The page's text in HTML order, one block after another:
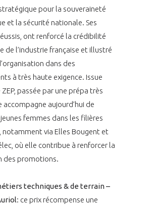
pour la souveraineté
et la sécurité nationale. Ses
ont renforcé la crédibilité
de l’industrie française et illustré
dans des
à très haute exigence. Issue
ZEP, passée par une prépa très
accompagne aujourd’hui de
femmes dans les filières
notamment via Elles Bougent et
où elle contribue à renforcer la
des promotions.
techniques & de terrain –
: ce prix récompense une